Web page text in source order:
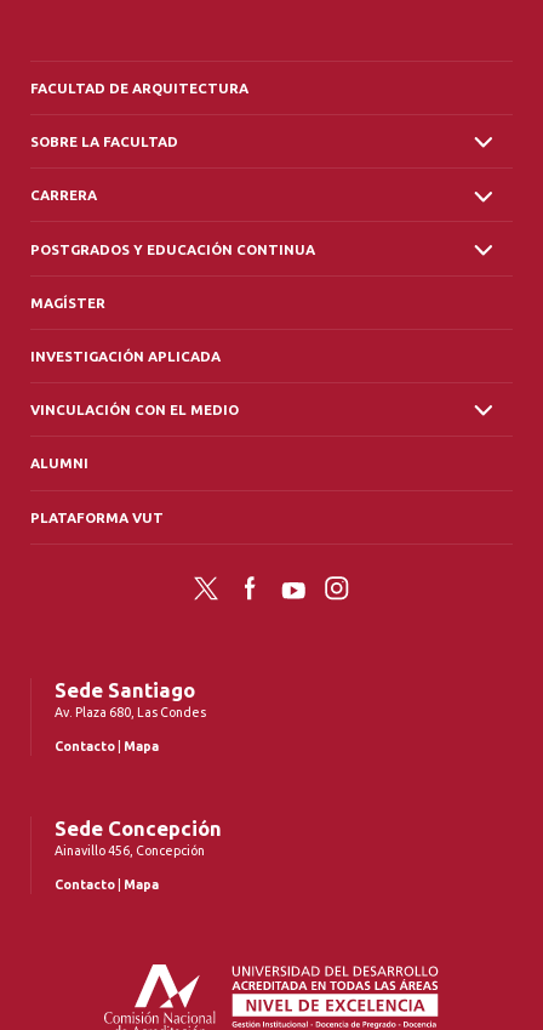
FACULTAD DE ARQUITECTURA
SOBRE LA FACULTAD
CARRERA
POSTGRADOS Y EDUCACIÓN CONTINUA
MAGÍSTER
INVESTIGACIÓN APLICADA
VINCULACIÓN CON EL MEDIO
ALUMNI
PLATAFORMA VUT
Twitter FacebookYouTubeInstagram
Sede Santiago
Av. Plaza 680, Las Condes
Contacto Mapa
Sede Concepción
Ainavillo 456, Concepción
Contacto Mapa